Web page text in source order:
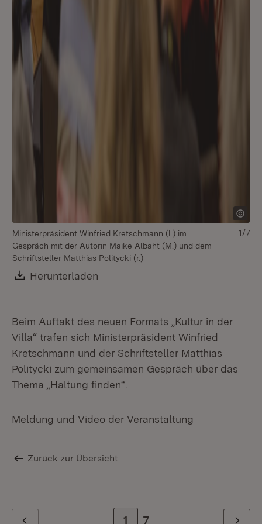
Ministerpräsident Winfried Kretschmann (l.) im
Gespräch mit der Autorin Maike Albaht (M.) und dem
Schriftsteller Matthias Politycki (r.)
Download:
Herunterladen
1/7
Beim Auftakt des neuen Formats „Kultur in der
Villa“ trafen sich Ministerpräsident Winfried
Kretschmann und der Schriftsteller Matthias
Politycki zum gemeinsamen Gespräch über das
Thema „Haltung finden“.
Meldung und Video der Veranstaltung
Zurück zur Übersicht
Zur Seite
1 Zur letzten Seite
7